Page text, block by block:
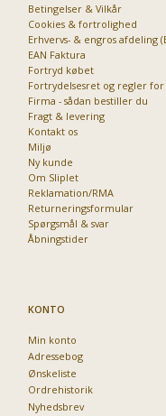
Betingelser & Vilkår
Cookies & fortrolighed
Erhvervs- & engros afdeling
EAN Faktura
Fortryd købet
Fortrydelsesret og regler
Firma - sådan bestiller du
Fragt & levering
Kontakt os
Miljø
Ny kunde
Om Sliplet
Reklamation/RMA
Returneringsformular
Spørgsmål & svar
Åbningstider
KONTO
Min konto
Adressebog
Ønskeliste
Ordrehistorik
Nyhedsbrev